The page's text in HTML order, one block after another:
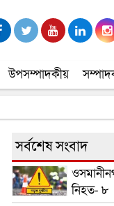
উপসম্পাদকীয়
সর্বশেষ সংবাদ
নিহত- ৮